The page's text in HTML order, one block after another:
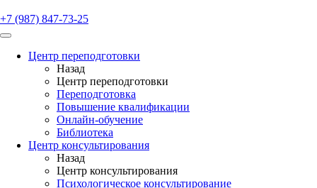
+7 (987) 847-73-25
Центр переподготовки
Назад
Центр переподготовки
Переподготовка
Повышение квалификации
Онлайн-обучение
Библиотека
Центр консультирования
Назад
Центр консультирования
Психологическое консультирование